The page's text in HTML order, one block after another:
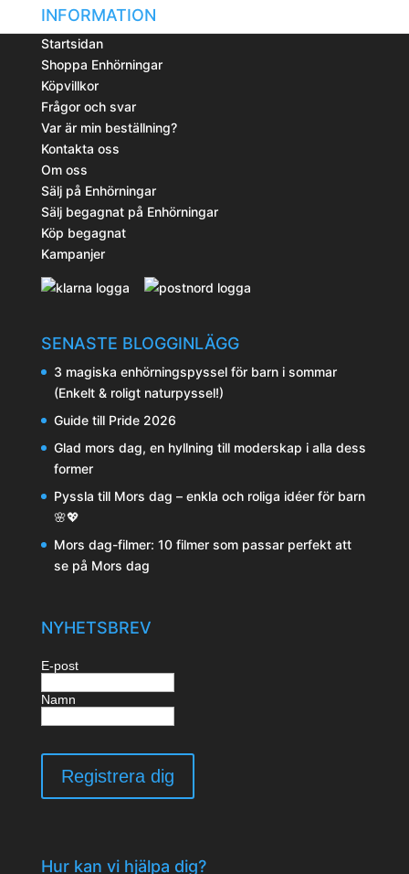
INFORMATION
Startsidan
Shoppa Enhörningar
Köpvillkor
Frågor och svar
Var är min beställning?
Kontakta oss
Om oss
Sälj på Enhörningar
Sälj begagnat på Enhörningar
Köp begagnat
Kampanjer
SENASTE BLOGGINLÄGG
3 magiska enhörningspyssel för barn i sommar
(Enkelt & roligt naturpyssel!)
Guide till Pride 2026
Glad mors dag, en hyllning till moderskap i alla dess
former
Pyssla till Mors dag – enkla och roliga idéer för barn
🌸💖
Mors dag-filmer: 10 filmer som passar perfekt att
se på Mors dag
NYHETSBREV
E-post
Namn
Hur kan vi hjälpa dig?